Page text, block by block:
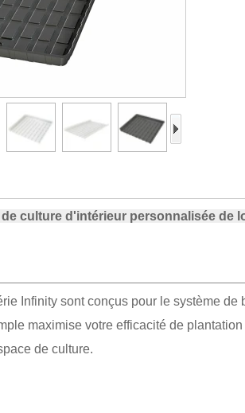
culture d'intérieur personnalisée de
Infinity sont conçus pour le système
maximise votre efficacité de
de culture.